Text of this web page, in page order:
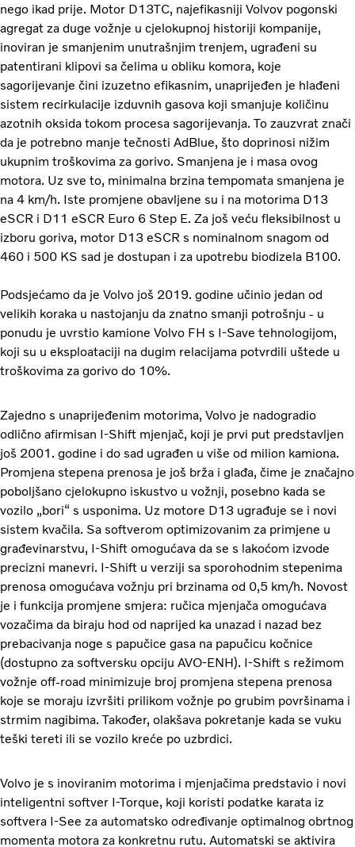
nego ikad prije. Motor D13TC, najefikasniji Volvov pogonski
agregat za duge vožnje u cjelokupnoj historiji kompanije,
inoviran je smanjenim unutrašnjim trenjem, ugrađeni su
patentirani klipovi sa čelima u obliku komora, koje
sagorijevanje čini izuzetno efikasnim, unaprijeđen je hlađeni
sistem recirkulacije izduvnih gasova koji smanjuje količinu
azotnih oksida tokom procesa sagorijevanja. To zauzvrat znači
da je potrebno manje tečnosti AdBlue, što doprinosi nižim
ukupnim troškovima za gorivo. Smanjena je i masa ovog
motora. Uz sve to, minimalna brzina tempomata smanjena je
na 4 km/h. Iste promjene obavljene su i na motorima D13
eSCR i D11 eSCR Euro 6 Step E. Za još veću fleksibilnost u
izboru goriva, motor D13 eSCR s nominalnom snagom od
460 i 500 KS sad je dostupan i za upotrebu biodizela B100.
Podsjećamo da je Volvo još 2019. godine učinio jedan od
velikih koraka u nastojanju da znatno smanji potrošnju - u
ponudu je uvrstio kamione Volvo FH s I-Save tehnologijom,
koji su u eksploataciji na dugim relacijama potvrdili uštede u
troškovima za gorivo do 10%.
Zajedno s unaprijeđenim motorima, Volvo je nadogradio
odlično afirmisan I-Shift mjenjač, koji je prvi put predstavljen
još 2001. godine i do sad ugrađen u više od milion kamiona.
Promjena stepena prenosa je još brža i glađa, čime je značajno
poboljšano cjelokupno iskustvo u vožnji, posebno kada se
vozilo „bori“ s usponima. Uz motore D13 ugrađuje se i novi
sistem kvačila. Sa softverom optimizovanim za primjene u
građevinarstvu, I-Shift omogućava da se s lakoćom izvode
precizni manevri. I-Shift u verziji sa sporohodnim stepenima
prenosa omogućava vožnju pri brzinama od 0,5 km/h. Novost
je i funkcija promjene smjera: ručica mjenjača omogućava
vozačima da biraju hod od naprijed ka unazad i nazad bez
prebacivanja noge s papučice gasa na papučicu kočnice
(dostupno za softversku opciju AVO-ENH). I-Shift s režimom
vožnje off-road minimizuje broj promjena stepena prenosa
koje se moraju izvršiti prilikom vožnje po grubim površinama i
strmim nagibima. Također, olakšava pokretanje kada se vuku
teški tereti ili se vozilo kreće po uzbrdici.
Volvo je s inoviranim motorima i mjenjačima predstavio i novi
inteligentni softver I-Torque, koji koristi podatke karata iz
softvera I-See za automatsko određivanje optimalnog obrtnog
momenta motora za konkretnu rutu. Automatski se aktivira